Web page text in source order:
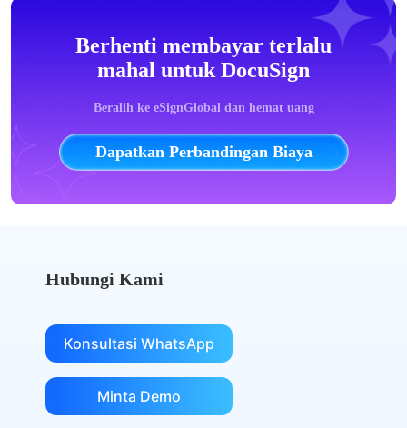
Berhenti membayar terlalu
mahal untuk DocuSign
Beralih ke eSignGlobal dan hemat uang
Dapatkan Perbandingan Biaya
Hubungi Kami
Konsultasi WhatsApp
Minta Demo